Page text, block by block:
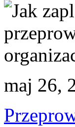
maj 26,